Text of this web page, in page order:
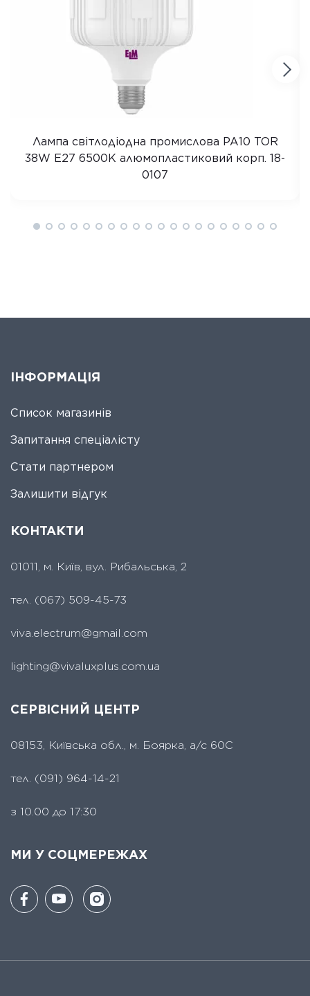
Лампа світлодіодна промислова PA10 TOR
38W E27 6500K алюмопластиковий корп. 18-
0107
ІНФОРМАЦІЯ
Список магазинів
Запитання спеціалісту
Стати партнером
Залишити відгук
КОНТАКТИ
01011, м. Київ, вул. Рибальська, 2
тел. (067) 509-45-73
viva.electrum@gmail.com
lighting@vivaluxplus.com.ua
СЕРВІСНИЙ ЦЕНТР
08153, Київська обл., м. Боярка, а/с 60С
тел. (091) 964-14-21
з 10.00 до 17:30
МИ У СОЦМЕРЕЖАХ